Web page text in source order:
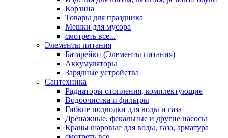
Корзина
Товары для праздника
Мешки для мусора
смотреть все...
Элементы питания
Батарейки (Элементы питания)
Аккумуляторы
Зарядные устройства
Сантехника
Радиаторы отопления, комплектующие
Водоочистка и фильтры
Гибкие подводки для воды и газа
Дренажные, фекальные и другие насосы
Краны шаровые для воды, газа, арматура